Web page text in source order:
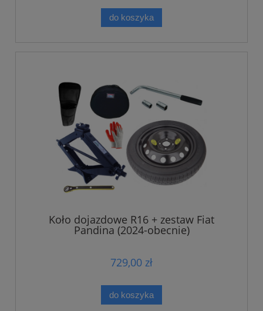
do koszyka
Koło dojazdowe R16 + zestaw Fiat
Pandina (2024-obecnie)
729,00 zł
do koszyka